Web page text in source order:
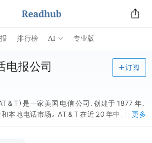
排行榜 AI 专业版
电报公司
& T）是一家美国 电信 公司，创建于 1877 年，
本地电话市场。 AT & T 在近 20 年中，曾经过
T 是美国最大的本地和长途电话公司， 总部位
更多
订阅